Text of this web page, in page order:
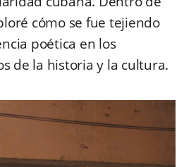
cómo se fue tejiendo
poética en los
de la historia y la cultura.